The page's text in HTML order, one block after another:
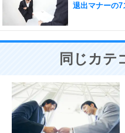
退出マナーの7
同じカテ